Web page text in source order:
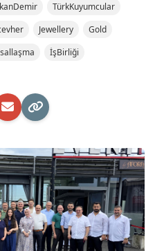
TürkKuyumcular
Jewellery
Gold
İşBirliği